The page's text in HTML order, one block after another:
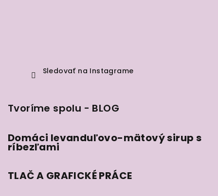
Sledovať na Instagrame
Tvoríme spolu - BLOG
Domáci levanduľovo-mätový sirup s
ríbezľami
TLAČ A GRAFICKÉ PRÁCE